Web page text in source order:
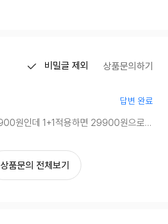
비밀글 제외 상품문의하기
답변 완료
상품가격보면 지금 19900원인데 1+1적용하면 29900원으로 나오는데 이게 맞나요??
상품문의 전체보기